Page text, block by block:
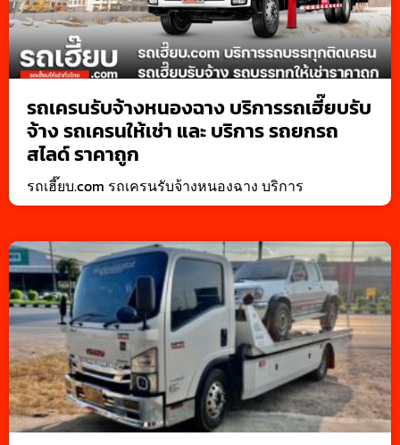
รถเครนรับจ้างหนองฉาง บริการรถเฮี๊ยบรับ
จ้าง รถเครนให้เช่า และ บริการ รถยกรถ
สไลด์ ราคาถูก
รถเฮี๊ยบ.com รถเครนรับจ้างหนองฉาง บริการ